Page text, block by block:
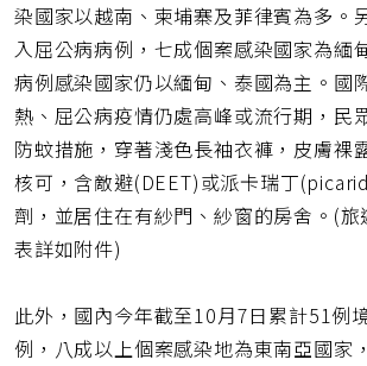
染國家以越南、柬埔寨及菲律賓為多。
入屈公病病例，七成個案感染國家為緬
病例感染國家仍以緬甸、泰國為主。國
熱、屈公病疫情仍處高峰或流行期，民
防蚊措施，穿著淺色長袖衣褲，皮膚裸
核可，含敵避(DEET)或派卡瑞丁
劑，並居住在有紗門、紗窗的房舍。(旅
表詳如附件)
此外，國內今年截至10月7日累計51例
例，八成以上個案感染地為東南亞國家